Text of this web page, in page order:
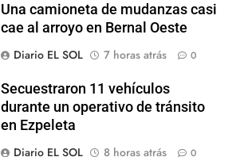
Una camioneta de mudanzas casi
cae al arroyo en Bernal Oeste
Diario EL SOL
7 horas atrás 0
Secuestraron 11 vehículos
durante un operativo de tránsito
en Ezpeleta
Diario EL SOL
8 horas atrás 0